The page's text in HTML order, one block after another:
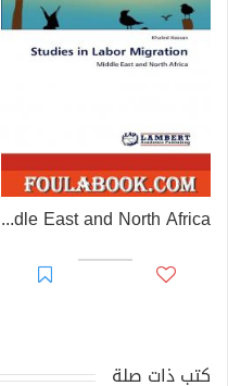
Studies in Labor Migration: Middle East and North Africa
كتب ذات صلة